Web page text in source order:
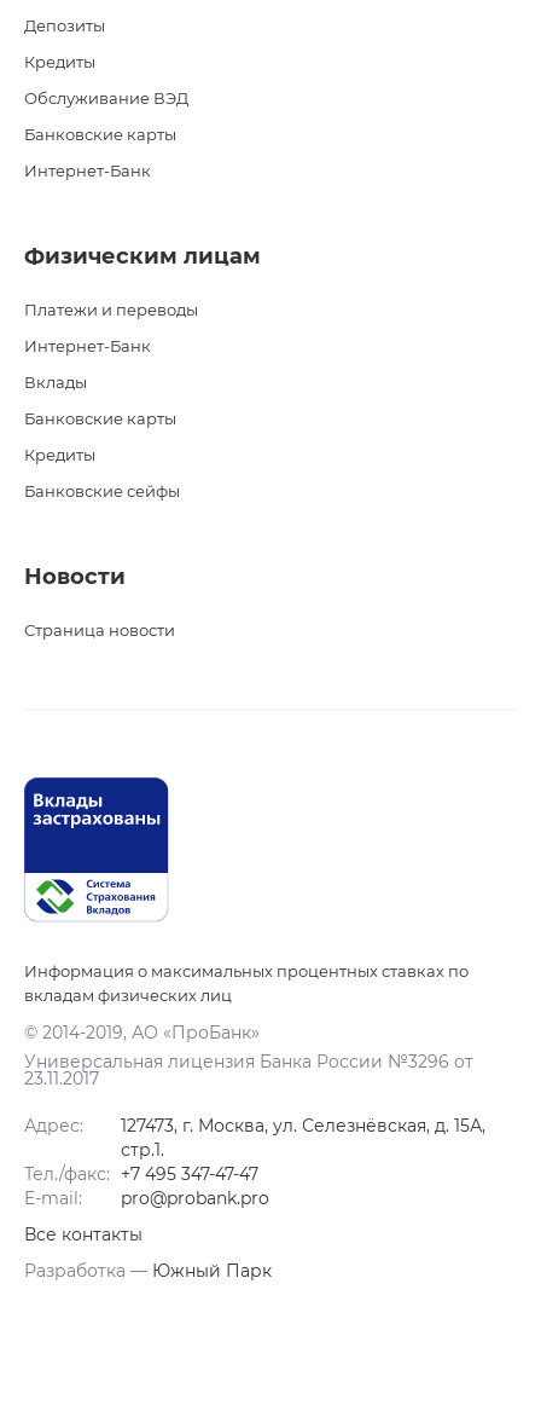
Депозиты
Кредиты
Обслуживание ВЭД
Банковские карты
Интернет-Банк
Физическим лицам
Платежи и переводы
Интернет-Банк
Вклады
Банковские карты
Кредиты
Банковские сейфы
Новости
Страница новости
Информация о максимальных процентных ставках по
вкладам физических лиц
© 2014-2019, АО «ПроБанк»
Универсальная лицензия Банка России №3296 от
23.11.2017
Адрес:
127473, г. Москва, ул. Селезнёвская, д. 15А,
стр.1.
Тел./факс:
+7 495 347-47-47
E-mail:
pro@probank.pro
Все контакты
Разработка — Южный Парк